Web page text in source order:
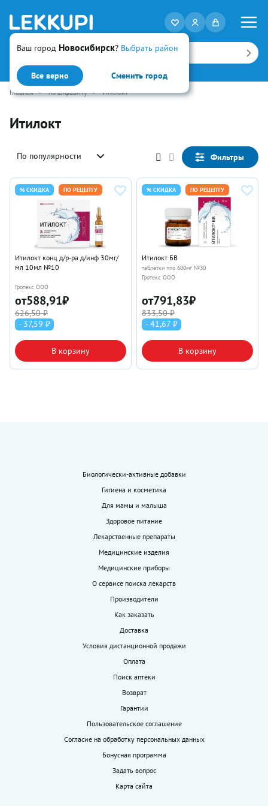
Ваш город Новосибирск? Выбрать район
Все верно Сменить город
Искать
Главная • по алфавиту • Итилокт
Итилокт
По популярности Фильтры
% СКИДКА ПО РЕЦЕПТУ
Итилокт конц д/р-ра д/инф 30мг/
мл 10мл №10
Гротекс ООО
от588,91₽
626,50 ₽
- 37,59 ₽
В корзину
% СКИДКА ПО РЕЦЕПТУ
Итилокт БВ
таблетки ппо 600мг №30
Гротекс ООО
от791,83₽
833,50 ₽
- 41,67 ₽
В корзину
Биологически-активные добавки
Гигиена и косметика
Для мамы и малыша
Здоровое питание
Лекарственные препараты
Медицинские изделия
Медицинские приборы
О сервисе поиска лекарств
Производители
Как заказать
Доставка
Условия дистанционной продажи
Оплата
Поиск аптеки
Возврат
Гарантии
Пользовательское соглашение
Согласие на обработку персональных данных
Бонусная программа
Задать вопрос
Карта сайта